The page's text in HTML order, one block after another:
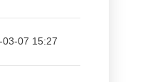
03-07 15:27